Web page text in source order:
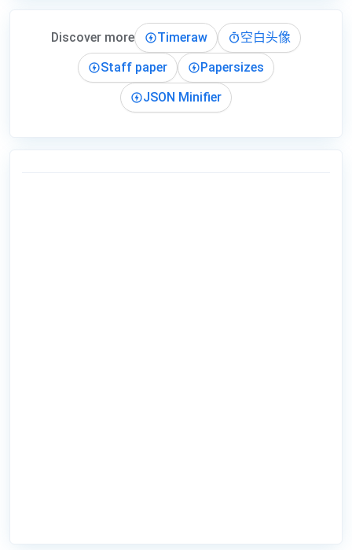
Discover more Timeraw
空白头像
Staff paper
Papersizes
JSON Minifier